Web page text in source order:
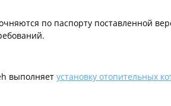
по паспорту поставленной
выполняет установку отопительных